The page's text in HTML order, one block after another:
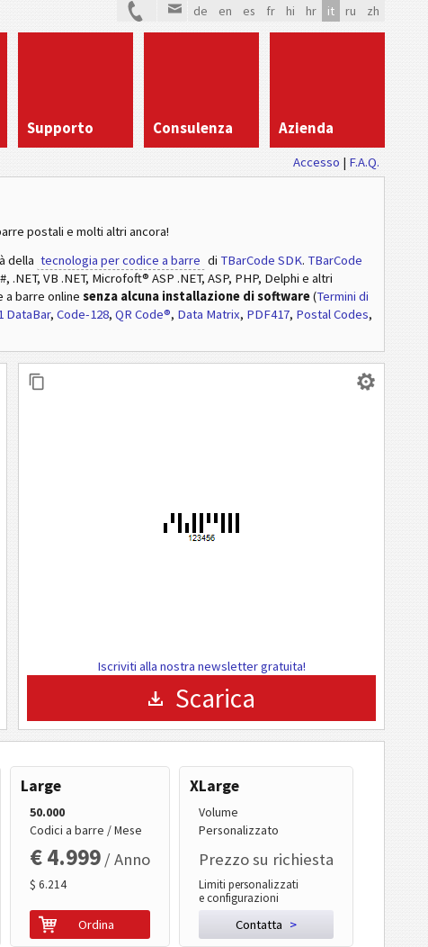
de en es fr hi hr it ru zh
Supporto Consulenza Azienda
Accesso | F.A.Q.
postali e molti altri ancora!
della tecnologia per codice a barre di TBarCode SDK. TBarCode
VB .NET, Microfoft® ASP .NET, ASP, PHP, Delphi e altri
a barre online senza alcuna installazione di software(Termini di
DataBar, Code-128, QR Code®, Data Matrix, PDF417, Postal Codes,
Iscriviti alla nostra newsletter gratuita!
Scarica
Large
50.000
Codici a barre / Mese
€ 4.999 / Anno
$ 6.214
Ordina
XLarge
Volume
Personalizzato
Prezzo su richiesta
Limiti personalizzati
e configurazioni
Contatta >